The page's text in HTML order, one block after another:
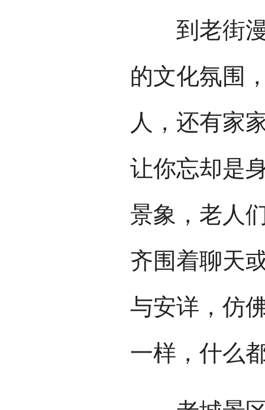
到老街漫
的文化氛围
人，还有家
让你忘却是
景象，老人
齐围着聊天
与安详，仿
一样，什么